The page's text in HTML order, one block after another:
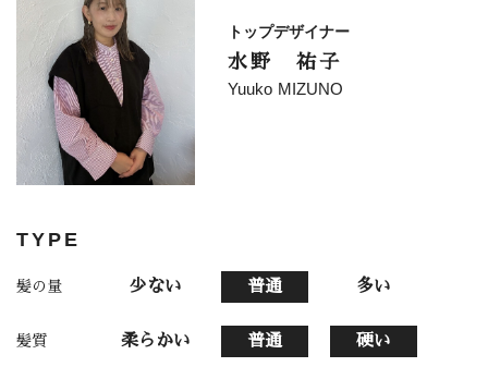
トップデザイナー
水野 祐子
Yuuko MIZUNO
TYPE
髪の量 少ない 普通 多い
髪質 柔らかい 普通 硬い